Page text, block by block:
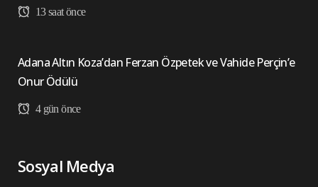
13 saat önce
Adana Altın Koza’dan Ferzan Özpetek ve Vahide Perçin’e
Onur Ödülü
4 gün önce
Sosyal Medya